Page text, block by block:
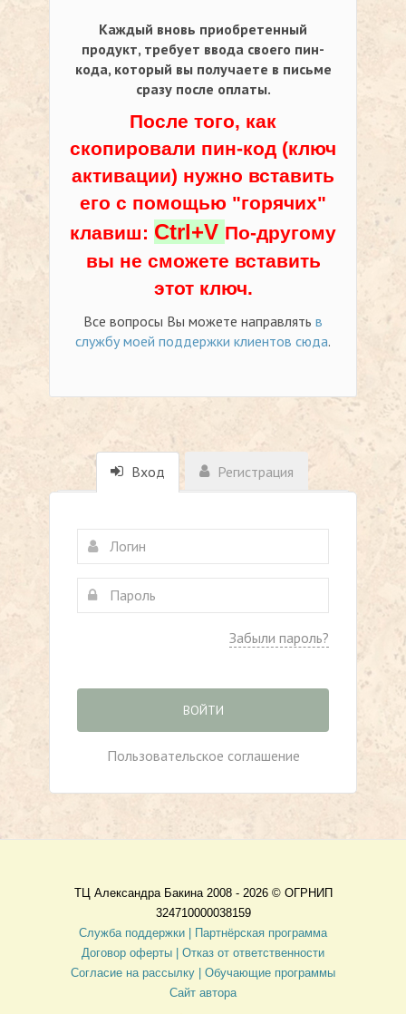
Каждый вновь приобретенный
продукт, требует ввода своего пин-
кода, который вы получаете в письме
сразу после оплаты.
После того, как
скопировали пин-код (ключ
активации) нужно вставить
его с помощью "горячих"
клавиш: Ctrl+V По-другому
вы не сможете вставить
этот ключ.
Все вопросы Вы можете направлять в
службу моей поддержки клиентов сюда.
Вход Регистрация
Забыли пароль?
ВОЙТИ
Пользовательское соглашение
ТЦ Александра Бакина 2008 - 2026 © ОГРНИП
324710000038159
Служба поддержки |
Партнёрская программа
Договор оферты
| Отказ от ответственности
Согласие на рассылку | Обучающие программы
Сайт автора